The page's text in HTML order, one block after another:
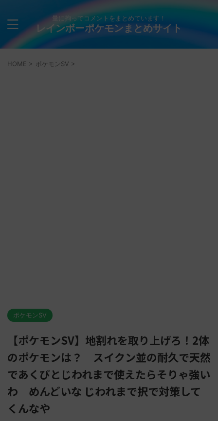
量に拘ってコメントをまとめています！
レインボーポケモンまとめサイト
HOME > ポケモンSV >
ポケモンSV
【ポケモンSV】地割れを取り上げろ！2体
のポケモンは？ スイクン並の耐久で天然
であくびとじわれまで使えたらそりゃ強い
わ めんどいな じわれまで択で対策して
くんなや